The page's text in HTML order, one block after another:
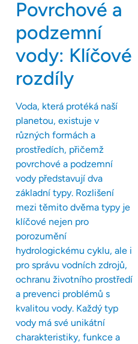
Povrchové a
podzemní
vody: Klíčové
rozdíly
Voda, která protéká naší
planetou, existuje v
různých formách a
prostředích, přičemž
povrchové a podzemní
vody představují dva
základní typy. Rozlišení
mezi těmito dvěma typy je
klíčové nejen pro
porozumění
hydrologickému cyklu, ale i
pro správu vodních zdrojů,
ochranu životního prostředí
a prevenci problémů s
kvalitou vody. Každý typ
vody má své unikátní
charakteristiky, funkce a